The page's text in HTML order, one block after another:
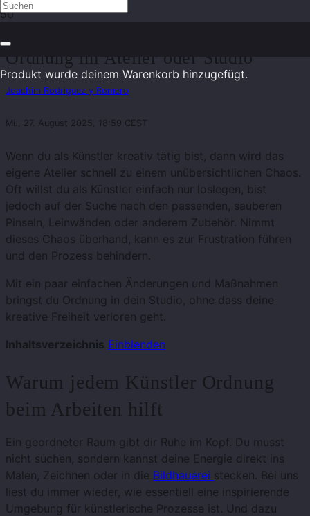
Produkt wurde deinem Warenkorb hinzugefügt.
Ordnung im Atelier oder Studio
Joachim Rodriguez y Romero
Mi., 27. August 2025, 18:59 CEST
Wenn du als Künstler kreativ tätig bist, dann wird das
eigene Atelier schnell zu einem unübersichtlichen Chaos.
Oft willst du als Künstler einfach nur loslegen, bist
jedoch auf der Suche nach den passenden, sauberen
Pinseln, Leinwänden oder anderem Zubehör. Nimmt
dieses Chaos überhand, kann es zur Frustration führen
und den Prozess behindern.
Mit ein paar einfachen Änderungen und Maßnahmen
bringst du Ordnung in dein Studio, ohne dass deine
kreative Freiheit verloren geht.
Inhaltsverzeichnis Einblenden
Warum jedem Künstler Ordnung
beim Arbeiten hilft
Ein geordneter Raum gibt dir Ruhe im Kopf. Du musst
nicht suchen, sondern kannst deine Energie direkt ins
Malen, Zeichnen oder in die Bildhauerei stecken. Bei uns
liest du immer wieder, wie essentiell eine inspirierende
Umgebung für künstlerische Prozesse ist. Und dazu